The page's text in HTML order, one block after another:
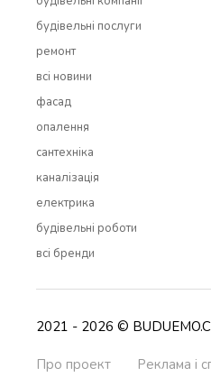
будівельні послуги
ремонт
всi новини
фасад
опалення
сантехніка
каналізація
електрика
будівельні роботи
всi бренди
2021 - 2026 ©
Про проект
Реклама і